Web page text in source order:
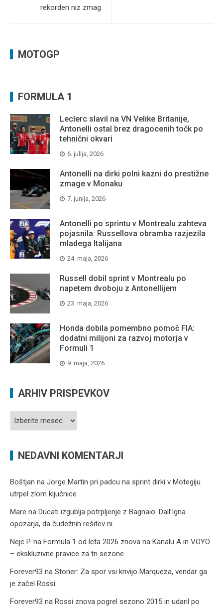
rekorden niz zmag
MOTOGP
FORMULA 1
Leclerc slavil na VN Velike Britanije,
Antonelli ostal brez dragocenih točk po
tehnični okvari
6. julija, 2026
Antonelli na dirki polni kazni do prestižne
zmage v Monaku
7. junija, 2026
Antonelli po sprintu v Montrealu zahteva
pojasnila: Russellova obramba razjezila
mladega Italijana
24. maja, 2026
Russell dobil sprint v Montrealu po
napetem dvoboju z Antonellijem
23. maja, 2026
Honda dobila pomembno pomoč FIA:
dodatni milijoni za razvoj motorja v
Formuli 1
9. maja, 2026
ARHIV PRISPEVKOV
Arhiv
NEDAVNI KOMENTARJI
Boštjan na Jorge Martin pri padcu na sprint dirki v Motegiju
utrpel zlom ključnice
Mare na Ducati izgublja potrpljenje z Bagnaio: Dall’Igna
opozarja, da čudežnih rešitev ni
Nejc P. na Formula 1 od leta 2026 znova na Kanalu A in VOYO
– ekskluzivne pravice za tri sezone
Forever93 na Stoner: Za spor vsi krivijo Marqueza, vendar ga
je začel Rossi
Forever93 na Rossi znova pogrel sezono 2015 in udaril po